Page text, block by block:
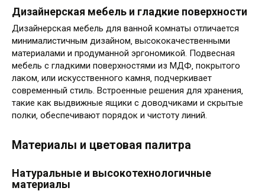
Дизайнерская мебель и гладкие поверхности
Дизайнерская мебель для ванной комнаты отличается
минималистичным дизайном‚ высококачественными
материалами и продуманной эргономикой. Подвесная
мебель с гладкими поверхностями из МДФ‚ покрытого
лаком‚ или искусственного камня‚ подчеркивает
современный стиль. Встроенные решения для хранения‚
такие как выдвижные ящики с доводчиками и скрытые
полки‚ обеспечивают порядок и чистоту линий.
Материалы и цветовая палитра
Натуральные и высокотехнологичные
материалы